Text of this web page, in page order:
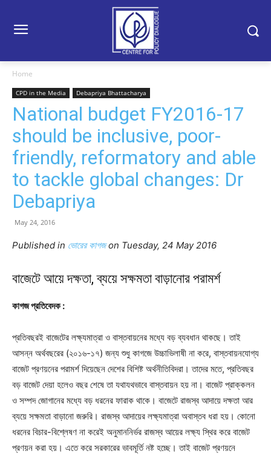
Home
CPD in the Media Debapriya Bhattacharya
National budget FY2016-17
should be inclusive, poor-
friendly, reformatory and able
to tackle global changes: Dr
Debapriya
May 24, 2016
Published in ভোরের কাগজ on Tuesday, 24 May 2016
বাজেটে আয়ে দক্ষতা, ব্যয়ে সক্ষমতা বাড়ানোর পরামর্শ
কাগজ প্রতিবেদক :
প্রতিবছরই বাজেটের লক্ষ্যমাত্রা ও বাস্তবায়নের মধ্যে বড় ব্যবধান থাকছে। তাই
আসন্ন অর্থবছরের (২০১৬-১৭) জন্য শুধু কাগজে উচ্চাভিলাষী না করে, বাস্তবায়নযোগ্য
বাজেট প্রণয়নের পরামর্শ দিয়েছেন দেশের বিশিষ্ট অর্থনীতিবিদরা। তাদের মতে, প্রতিবছর
বড় বাজেট দেয়া হলেও বছর শেষে তা যথাযথভাবে বাস্তবায়ন হয় না। বাজেট প্রাক্কলন
ও সম্পদ জোগানের মধ্যে বড় ধরনের ফারাক থাকে। বাজেটে রাজস্ব আদায়ে দক্ষতা আর
ব্যয়ে সক্ষমতা বাড়ানো জরুরি। রাজস্ব আদায়ের লক্ষ্যমাত্রা অবাস্তব ধরা হয়। কোনো
ধরনের বিচার-বিশ্লেষণ না করেই অনুমাননির্ভর রাজস্ব আয়ের লক্ষ্য স্থির করে বাজেট
প্রণয়ন করা হয়। এতে করে সরকারের ভাবমূর্তি নষ্ট হচ্ছে। তাই বাজেট প্রণয়নে